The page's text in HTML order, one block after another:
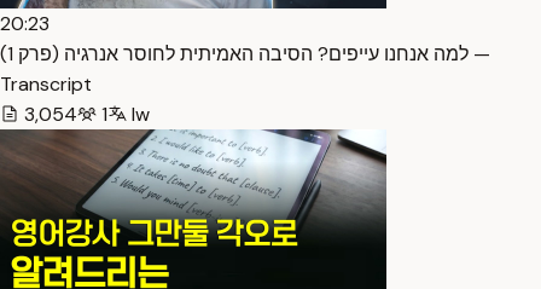
20:23
למה אנחנו עייפים? הסיבה האמיתית לחוסר אנרגיה (פרק 1) —
Transcript
3,054
1 Iw